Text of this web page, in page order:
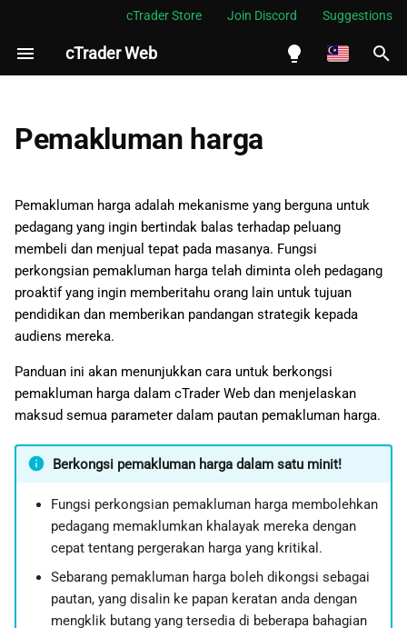
cTrader Store Join Discord Suggestions
cTrader Web
Indonesia
Melayu
ไทย
Tiếng Việt
中文
日本語
Deutsch
Italiano
Polski
Русский
Türkçe
S
a
a
r
i
a
Cara berkongsi pemakluman
harga
harga disusun
Pemakluman harga
Pemakluman harga adalah mekanisme yang berguna untuk
pedagang yang ingin bertindak balas terhadap peluang
membeli dan menjual tepat pada masanya. Fungsi
perkongsian pemakluman harga telah diminta oleh pedagang
proaktif yang ingin memberitahu orang lain untuk tujuan
pendidikan dan memberikan pandangan strategik kepada
audiens mereka.
Panduan ini akan menunjukkan cara untuk berkongsi
pemakluman harga dalam cTrader Web dan menjelaskan
maksud semua parameter dalam pautan pemakluman harga.
Berkongsi pemakluman harga dalam satu minit!
Fungsi perkongsian pemakluman harga membolehkan
pedagang memaklumkan khalayak mereka dengan
cepat tentang pergerakan harga yang kritikal.
Sebarang pemakluman harga boleh dikongsi sebagai
pautan, yang disalin ke papan keratan anda dengan
mengklik butang yang tersedia di beberapa bahagian